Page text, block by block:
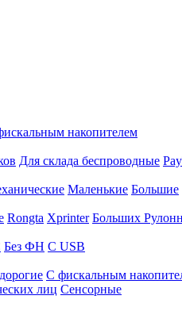
накопителем
Для склада беспроводные
Маленькие Большие
Rongta Xprinter Больших
Без ФН С USB
С фискальным
лиц Сенсорные